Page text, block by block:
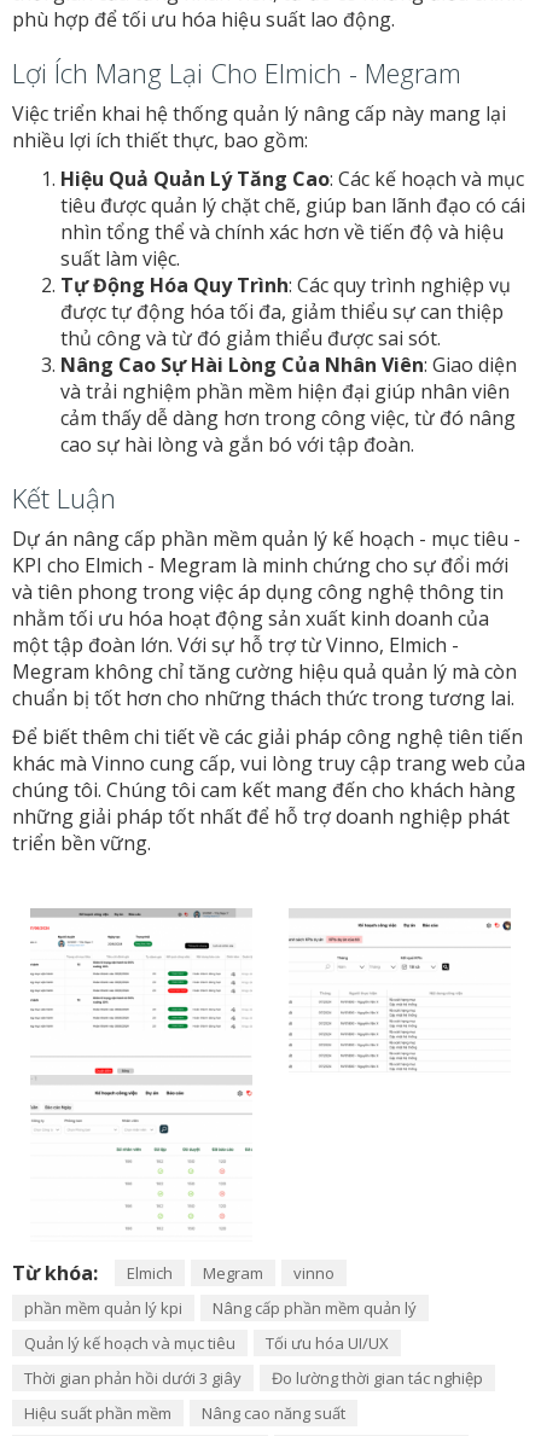
phù hợp để tối ưu hóa hiệu suất lao động.
Lợi Ích Mang Lại Cho Elmich - Megram
Việc triển khai hệ thống quản lý nâng cấp này mang lại
nhiều lợi ích thiết thực, bao gồm:
Hiệu Quả Quản Lý Tăng Cao: Các kế hoạch và mục
tiêu được quản lý chặt chẽ, giúp ban lãnh đạo có cái
nhìn tổng thể và chính xác hơn về tiến độ và hiệu
suất làm việc.
Tự Động Hóa Quy Trình: Các quy trình nghiệp vụ
được tự động hóa tối đa, giảm thiểu sự can thiệp
thủ công và từ đó giảm thiểu được sai sót.
Nâng Cao Sự Hài Lòng Của Nhân Viên: Giao diện
và trải nghiệm phần mềm hiện đại giúp nhân viên
cảm thấy dễ dàng hơn trong công việc, từ đó nâng
cao sự hài lòng và gắn bó với tập đoàn.
Kết Luận
Dự án nâng cấp phần mềm quản lý kế hoạch - mục tiêu -
KPI cho Elmich - Megram là minh chứng cho sự đổi mới
và tiên phong trong việc áp dụng công nghệ thông tin
nhằm tối ưu hóa hoạt động sản xuất kinh doanh của
một tập đoàn lớn. Với sự hỗ trợ từ Vinno, Elmich -
Megram không chỉ tăng cường hiệu quả quản lý mà còn
chuẩn bị tốt hơn cho những thách thức trong tương lai.
Để biết thêm chi tiết về các giải pháp công nghệ tiên tiến
khác mà Vinno cung cấp, vui lòng truy cập trang web của
chúng tôi. Chúng tôi cam kết mang đến cho khách hàng
những giải pháp tốt nhất để hỗ trợ doanh nghiệp phát
triển bền vững.
Từ khóa: Elmich Megram
vinno
phần mềm quản lý kpi
Nâng cấp phần mềm quản lý
Quản lý kế hoạch và mục tiêu
Tối ưu hóa UI/UX
Thời gian phản hồi dưới 3 giây
Đo lường thời gian tác nghiệp
Hiệu suất phần mềm
Nâng cao năng suất